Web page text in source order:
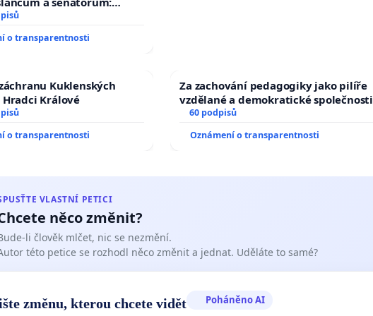
zákon, aby se
o transparentnosti
Kuklenských
Králové
o transparentnosti
Za zachování pedagogiky jako pilíře
vzdělané a demokratické společnosti
60 podpisů
Oznámení o transparentnosti
VLASTNÍ PETICI
něco změnit?
li člověk mlčet, nic se nezmění.
této petice se rozhodl něco změnit a jednat. Uděláte to samé?
změnu, kterou chcete vidět Poháněno AI